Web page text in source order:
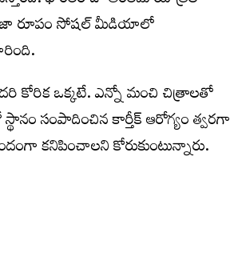
రూపం సోషల్ మీడియాలో
కోరిక ఒక్కటే. ఎన్నో మంచి చిత్రాలతో
సంపాదించిన కార్తీక్ ఆరోగ్యం త్వరగా
కనిపించాలని కోరుకుంటున్నారు.